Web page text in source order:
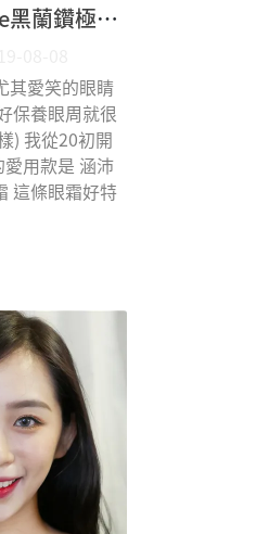
涵沛Hanpeique黑蘭鑽極致逆齡眼霜 賈桂琳 體驗分享
其愛笑的眼睛
保養眼周就很
) 我從20初開
用款是 涵沛
這條眼霜好特